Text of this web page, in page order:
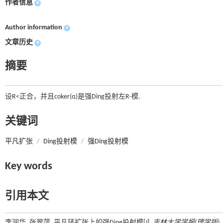
作者信息 +
Author information +
文章历史 +
摘要
设R<正合，并且coker(α)是强Ding投射左R-模.
关键词
平凡扩张 / Ding投射模 / 强Ding投射模
Key words
引用本文